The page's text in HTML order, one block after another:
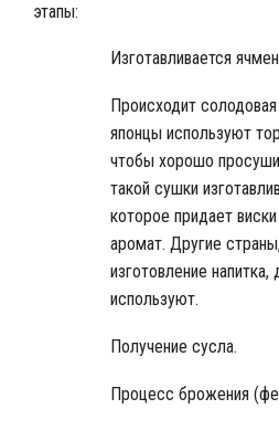
этапы:
Изготавливается
Происходит
японцы используют
чтобы хорошо
такой сушки
которое придает
аромат. Другие
изготовление
используют.
Получение сусла.
Процесс брожения